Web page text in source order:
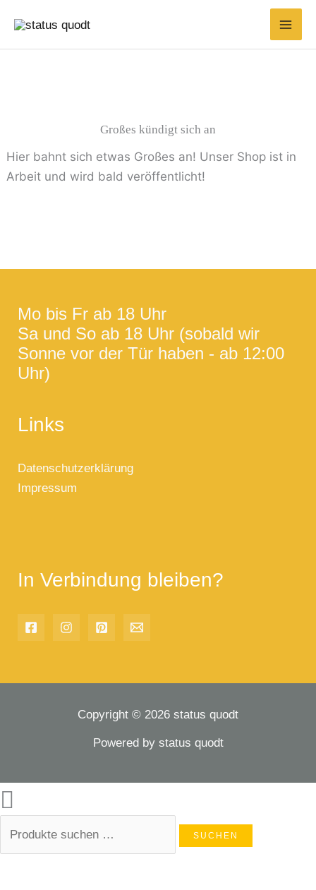
Inhalt
springen
Großes kündigt sich an
Hier bahnt sich etwas Großes an! Unser Shop ist in
Arbeit und wird bald veröffentlicht!
Mo bis Fr ab 18 Uhr
Sa und So ab 18 Uhr (sobald wir
Sonne vor der Tür haben - ab 12:00
Uhr)
Links
Datenschutzerklärung
Impressum
In Verbindung bleiben?
Copyright © 2026 status quodt
Powered by status quodt
nach:
SUCHEN